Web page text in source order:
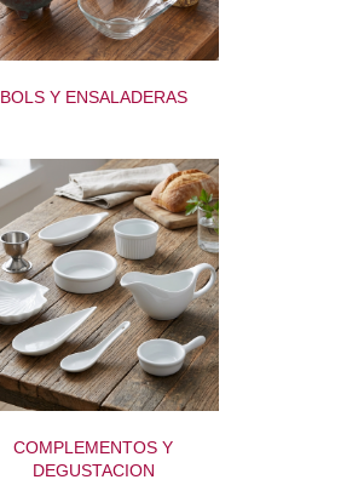
BOLS Y ENSALADERAS
COMPLEMENTOS Y
DEGUSTACION